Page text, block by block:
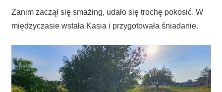
Zanim zaczął się smażing, udało się trochę pokosić. W
międzyczasie wstała Kasia i przygotowała śniadanie.